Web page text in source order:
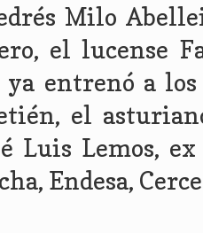
Milo
el lucense
ya entrenó a
el
Luis Lemos,
Endesa,